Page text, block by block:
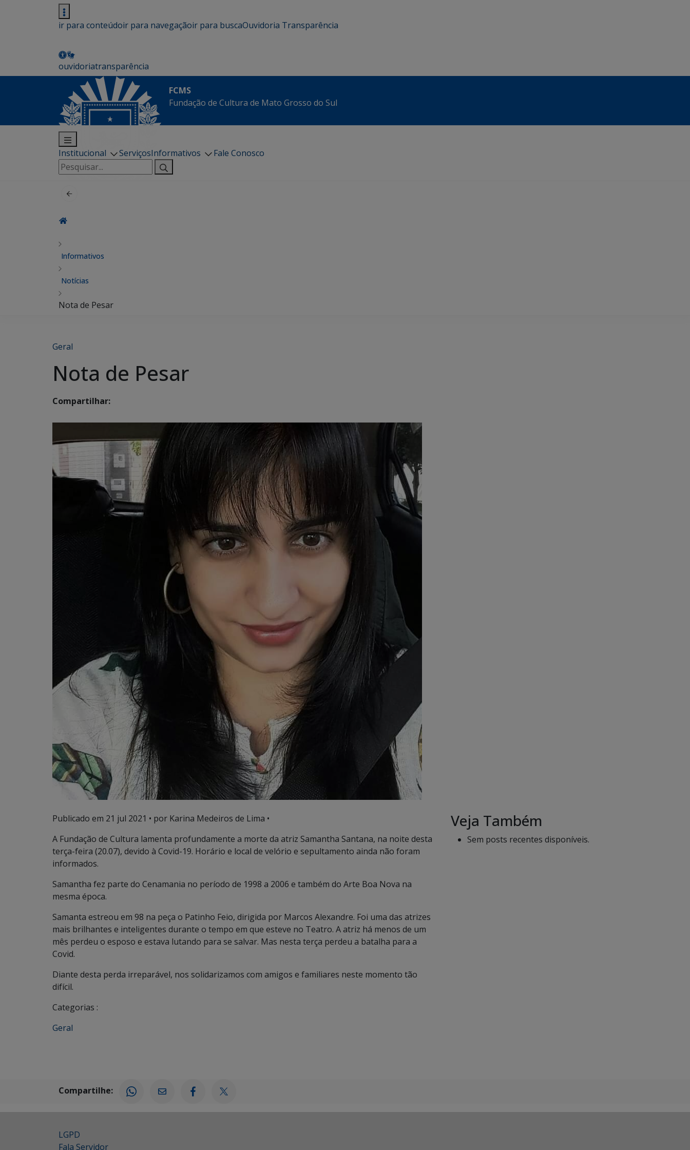
ir para conteúdoir para navegaçãoir para buscaOuvidoria Transparência
ouvidoriatransparência
FCMS
Fundação de Cultura de Mato Grosso do Sul
Institucional ServiçosInformativos
Fale Conosco
Pesquisar
por:
Informativos
Notícias
Nota de Pesar
Geral
Nota de Pesar
Compartilhar:
Publicado em 21 jul 2021 • por Karina Medeiros de Lima •
A Fundação de Cultura lamenta profundamente a morte da atriz Samantha Santana, na noite desta
terça-feira (20.07), devido à Covid-19. Horário e local de velório e sepultamento ainda não foram
informados.
Samantha fez parte do Cenamania no período de 1998 a 2006 e também do Arte Boa Nova na
mesma época.
Samanta estreou em 98 na peça o Patinho Feio, dirigida por Marcos Alexandre. Foi uma das atrizes
mais brilhantes e inteligentes durante o tempo em que esteve no Teatro. A atriz há menos de um
mês perdeu o esposo e estava lutando para se salvar. Mas nesta terça perdeu a batalha para a
Covid.
Diante desta perda irreparável, nos solidarizamos com amigos e familiares neste momento tão
difícil.
Categorias :
Geral
Veja Também
Sem posts recentes disponíveis.
Compartilhe:
LGPD
Fala Servidor